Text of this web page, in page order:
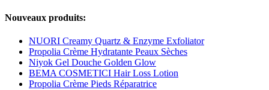
Nouveaux produits:
NUORI Creamy Quartz & Enzyme Exfoliator
Propolia Crème Hydratante Peaux Sèches
Niyok Gel Douche Golden Glow
BEMA COSMETICI Hair Loss Lotion
Propolia Crème Pieds Réparatrice